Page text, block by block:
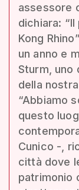
assessore
dichiara:
Kong
un anno e
Sturm, uno
della
“Abbiamo
questo
Cunico -,
città dove
patrimonio